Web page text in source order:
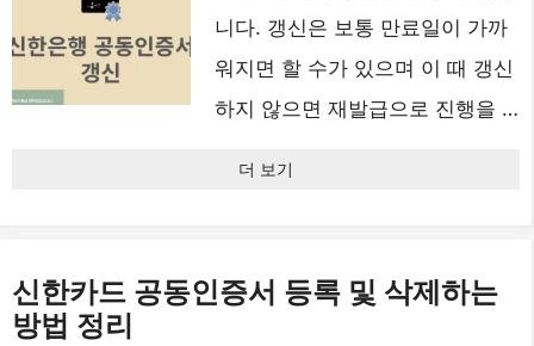
니다. 갱신은 보통 만료일이 가까
워지면 할 수가 있으며 이 때 갱신
하지 않으면 재발급으로 진행을 …
더 보기
신한카드 공동인증서 등록 및 삭제하는
방법 정리